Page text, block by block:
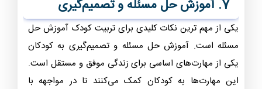
7. آموزش حل مسئله و تصمیم‌گیری
یکی از مهم ترین نکات کلیدی برای تربیت کودک آموزش حل
مسئله است. آموزش حل مسئله و تصمیم‌گیری به کودکان
یکی از مهارت‌های اساسی برای زندگی موفق و مستقل است.
این مهارت‌ها به کودکان کمک می‌کنند تا در مواجهه با